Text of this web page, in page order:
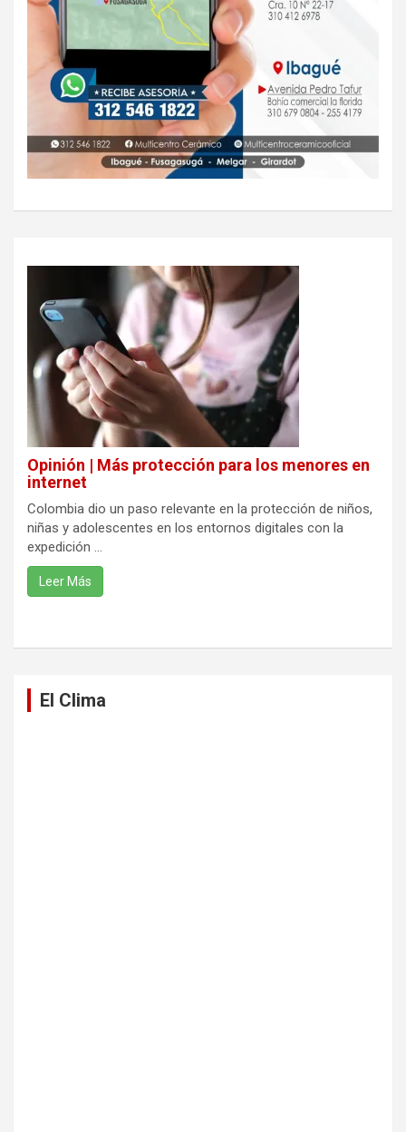
Opinión | Más protección para los menores en
internet
Colombia dio un paso relevante en la protección de niños,
niñas y adolescentes en los entornos digitales con la
expedición ...
Leer Más
El Clima